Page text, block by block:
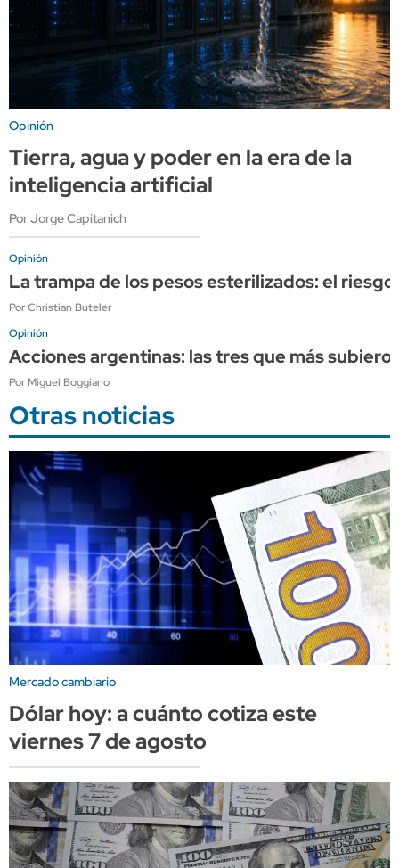
Opinión
Tierra, agua y poder en la era de la
inteligencia artificial
Por Jorge Capitanich
Opinión
La trampa de los pesos esterilizados: el
Por Christian Buteler
Opinión
Acciones argentinas: las tres que más
Por Miguel Boggiano
Otras noticias
Mercado cambiario
Dólar hoy: a cuánto cotiza este
viernes 7 de agosto